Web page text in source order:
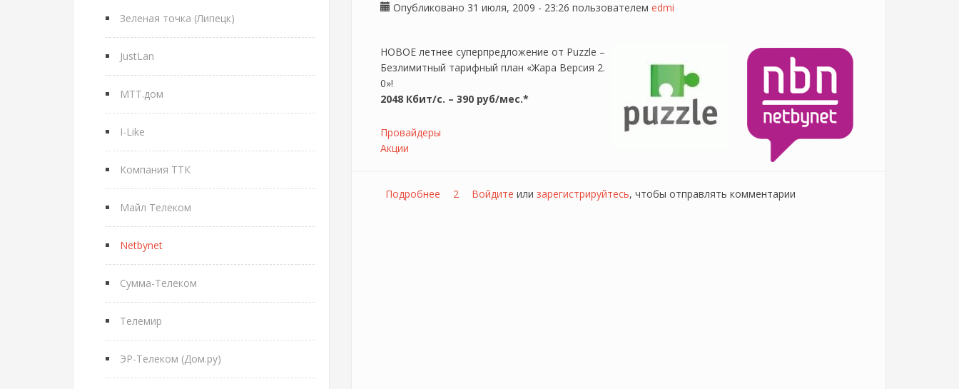
Зеленая точка (Липецк)
JustLan
МТТ.дом
I-Like
Компания ТТК
Майл Телеком
Netbynet
Сумма-Телеком
Телемир
ЭР-Телеком (Дом.ру)
Опубликовано 31 июля, 2009 - 23:26 пользователем edmi
НОВОЕ летнее суперпредложение от Puzzle –
Безлимитный тарифный план «Жара Версия 2.
0»!
2048 Кбит/с. – 390 руб/мес.*
Провайдеры
Акции
Подробнее о Супер АКЦИЯ – «ЖАРА Версия 2.0»!
2 Войдите или зарегистрируйтесь, чтобы отправлять комментарии